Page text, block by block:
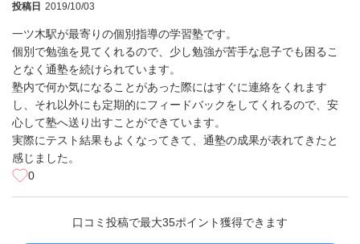
投稿日 2019/10/03
一ツ木駅が最寄りの個別指導の学習塾です。
個別で勉強を見てくれるので、少し勉強が苦手な息子でも困るこ
となく通塾を続けられています。
塾内で何か気になることがあった際にはすぐに連絡をくれます
し、それ以外にも定期的にフィードバックをしてくれるので、安
心して塾へ送り出すことができています。
実際にテスト結果もよくなってきて、通塾の成果が表れてきたと
感じました。
0
口コミ投稿で最大35ポイント獲得できます